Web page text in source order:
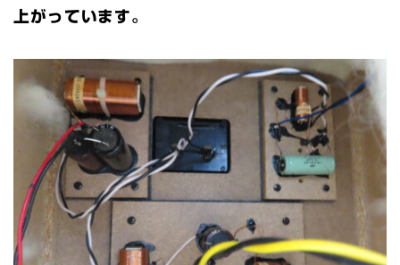
上がっています。